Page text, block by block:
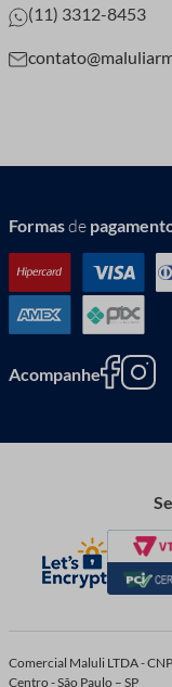
(11) 3312-8453
Formasde
Acompanhe
Comercial Maluli LTDA -
Centro - São Paulo – SP